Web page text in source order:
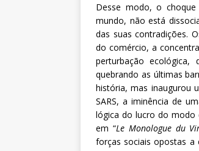
Desse modo, o
mundo, não está
das suas contradições.
do comércio, a
perturbação
quebrando as últimas
história, mas inaugurou
SARS, a iminência de
lógica do lucro do modo
em “Le Monologue du
forças sociais opostas a